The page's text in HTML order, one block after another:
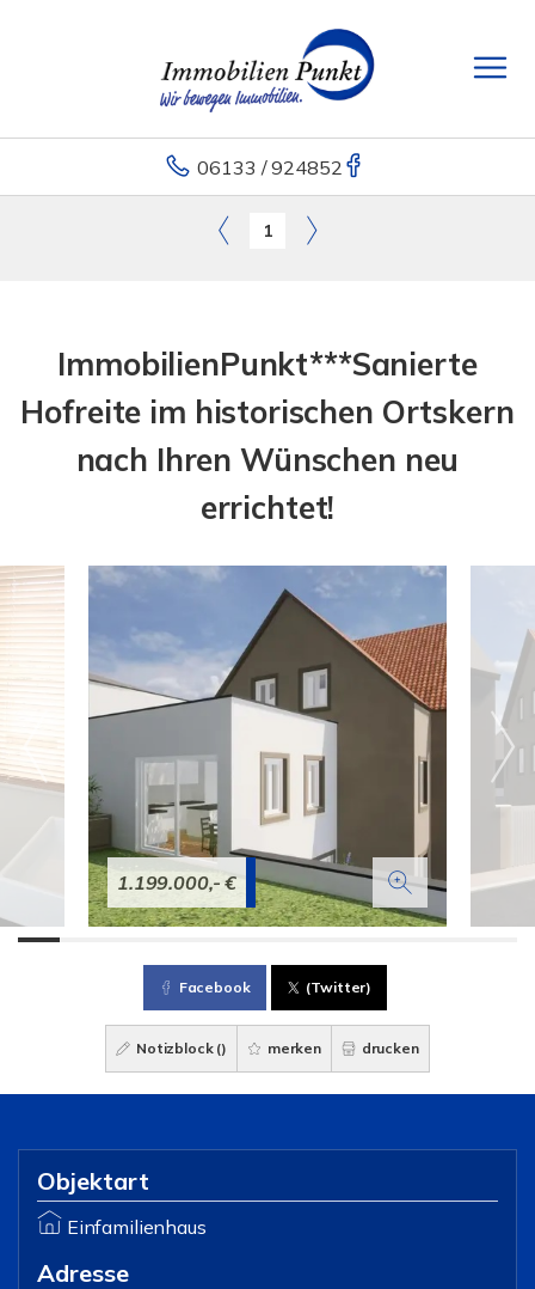
06133 / 924852
1
ImmobilienPunkt***Sanierte
Hofreite im historischen Ortskern
nach Ihren Wünschen neu
errichtet!
1.199.000,- €
Facebook (Twitter)
Notizblock () merken drucken
Objektart
Einfamilienhaus
Adresse